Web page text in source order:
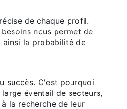
de chaque profil.
nous permet de
ainsi la probabilité de
succès. C'est pourquoi
éventail de secteurs,
la recherche de leur